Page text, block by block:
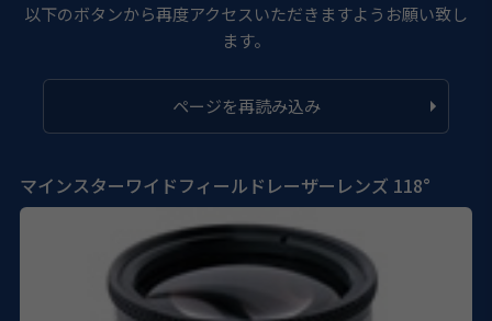
以下のボタンから再度アクセスいただきますようお願い致し
ます。
ページを再読み込み
マインスターワイドフィールドレーザーレンズ 118°